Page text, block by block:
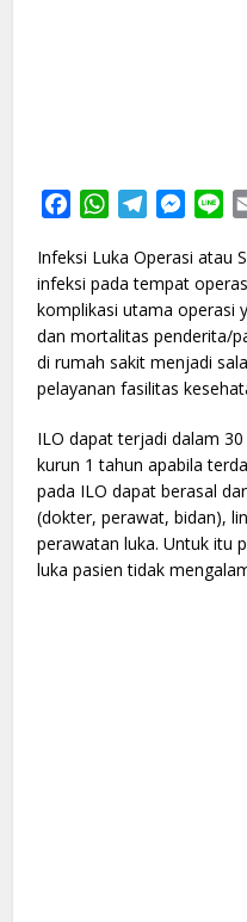
FacebookWhatsApp
Telegram
Infeksi Luka Operasi atau
infeksi pada tempat
komplikasi utama operasi
dan mortalitas penderita/
di rumah sakit menjadi
pelayanan fasilitas
ILO dapat terjadi dalam
kurun 1 tahun apabila
pada ILO dapat berasal
(dokter, perawat, bidan),
perawatan luka. Untuk itu
luka pasien tidak